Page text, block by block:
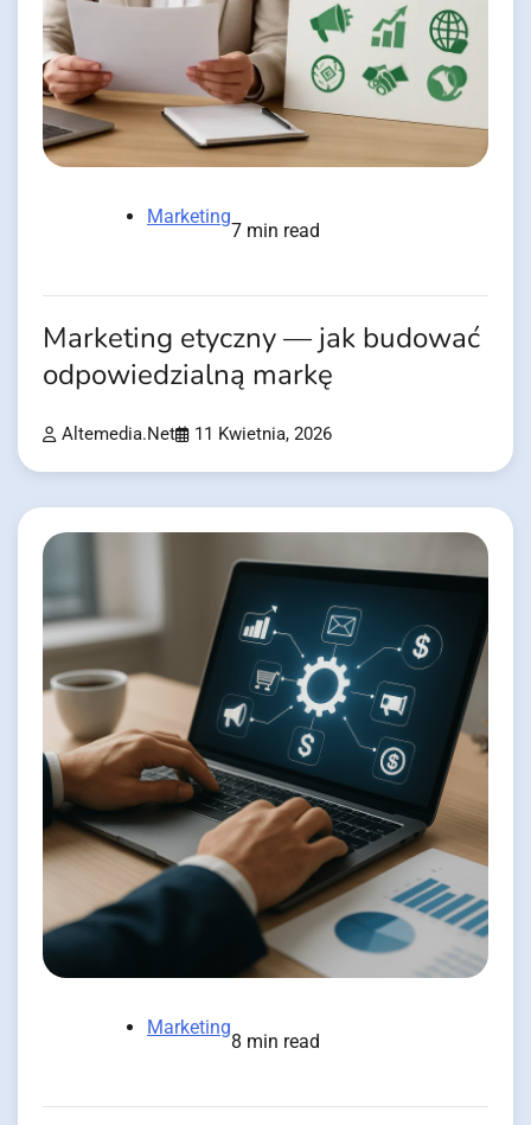
Marketing
7 min read
Marketing etyczny — jak budować
odpowiedzialną markę
Altemedia.net 11 Kwietnia, 2026
Marketing
8 min read